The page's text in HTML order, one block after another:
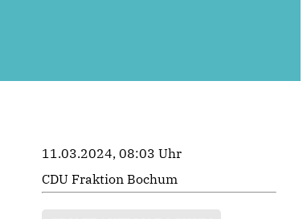
11.03.2024, 08:03 Uhr
CDU Fraktion Bochum